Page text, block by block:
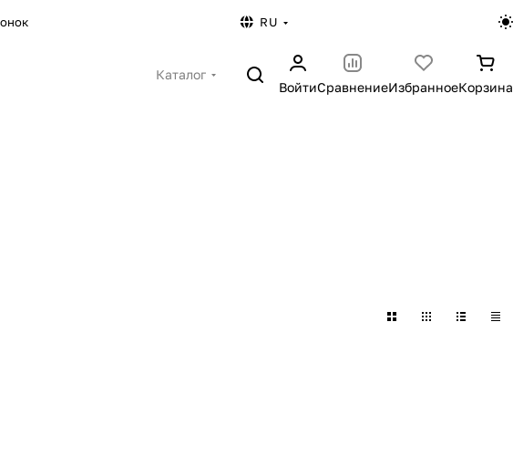
RU
Каталог
ВойтиСравнениеИзбранноеКорзина